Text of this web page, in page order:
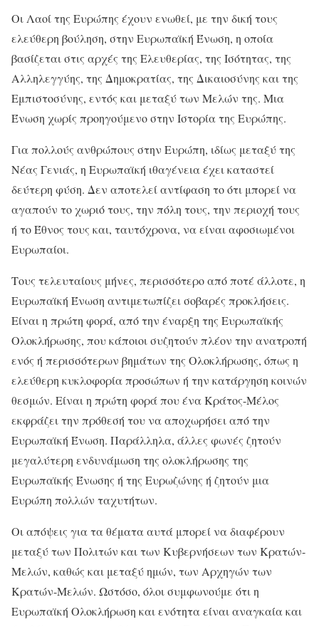
Οι Λαοί της Ευρώπης έχουν ενωθεί, με την δική τους
ελεύθερη βούληση, στην Ευρωπαϊκή Ένωση, η οποία
βασίζεται στις αρχές της Ελευθερίας, της Ισότητας, της
Αλληλεγγύης, της Δημοκρατίας, της Δικαιοσύνης και της
Εμπιστοσύνης, εντός και μεταξύ των Μελών της. Μια
Ένωση χωρίς προηγούμενο στην Ιστορία της Ευρώπης.
Για πολλούς ανθρώπους στην Ευρώπη, ιδίως μεταξύ της
Νέας Γενιάς, η Ευρωπαϊκή ιθαγένεια έχει καταστεί
δεύτερη φύση. Δεν αποτελεί αντίφαση το ότι μπορεί να
αγαπούν το χωριό τους, την πόλη τους, την περιοχή τους
ή το Έθνος τους και, ταυτόχρονα, να είναι αφοσιωμένοι
Ευρωπαίοι.
Τους τελευταίους μήνες, περισσότερο από ποτέ άλλοτε, η
Ευρωπαϊκή Ένωση αντιμετωπίζει σοβαρές προκλήσεις.
Είναι η πρώτη φορά, από την έναρξη της Ευρωπαϊκής
Ολοκλήρωσης, που κάποιοι συζητούν πλέον την ανατροπή
ενός ή περισσότερων βημάτων της Ολοκλήρωσης, όπως η
ελεύθερη κυκλοφορία προσώπων ή την κατάργηση κοινών
θεσμών. Είναι η πρώτη φορά που ένα Κράτος-Μέλος
εκφράζει την πρόθεσή του να αποχωρήσει από την
Ευρωπαϊκή Ένωση. Παράλληλα, άλλες φωνές ζητούν
μεγαλύτερη ενδυνάμωση της ολοκλήρωσης της
Ευρωπαϊκής Ένωσης ή της Ευρωζώνης ή ζητούν μια
Ευρώπη πολλών ταχυτήτων.
Οι απόψεις για τα θέματα αυτά μπορεί να διαφέρουν
μεταξύ των Πολιτών και των Κυβερνήσεων των Κρατών-
Μελών, καθώς και μεταξύ ημών, των Αρχηγών των
Κρατών-Μελών. Ωστόσο, όλοι συμφωνούμε ότι η
Ευρωπαϊκή Ολοκλήρωση και ενότητα είναι αναγκαία και